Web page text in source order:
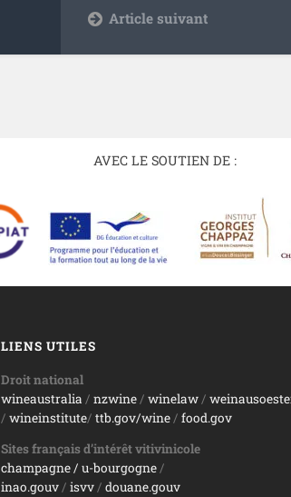
Article suivant
AVEC LE SOUTIEN DE :
LIENS UTILES
Droit national
wineaustralia / nzwine/ winelaw/
/ wineinstitute/ ttb.gov/wine/ food.gov
Sites français d’intérêt vitivinicole
champagne/ u-bourgogne/
inao.gouv/ isvv/ douane.gouv